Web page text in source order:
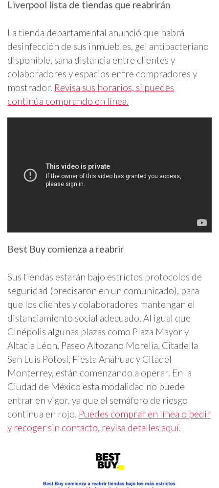
Liverpool lista de tiendas que reabrirán
La tienda departamental anunció que habrá
desinfección de sus inmuebles, gel antibacteriano
disponible, sana distancia entre clientes y
colaboradores y espacios entre compradores y
mostrador. Revisa sus horarios, si puedes
continúa comprando en línea.
Best Buy comienza a reabrir
Sus tiendas estarán bajo estrictos protocolos de
seguridad (precisaron en un comunicado), para
que los clientes y colaboradores mantengan el
distanciamiento social adecuado. Al igual que
Cinépolis algunas plazas como Plaza Mayor y
Altacia Léon, Paseo Altozano Morelia, Citadella
San Luis Potosí, Fiesta Anáhuac y Citadel
Monterrey, están comenzando a operar. En la
Ciudad de México esta modalidad no puede
entrar en vigor, ya que el semáforo de riesgo
continua en rojo. Puedes comprar en línea o pedir
y recoger sin contacto, revisa detalles aquí.